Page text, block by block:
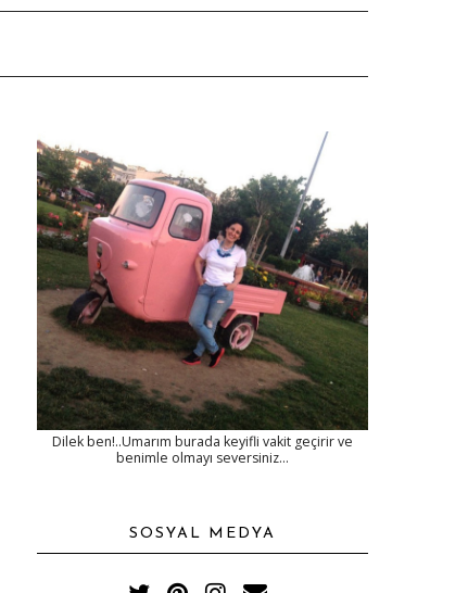
Dilek ben!..Umarım burada keyifli vakit geçirir ve
benimle olmayı seversiniz...
SOSYAL MEDYA